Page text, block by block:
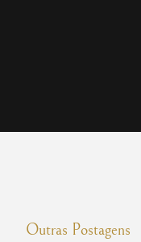
Outras Postagens